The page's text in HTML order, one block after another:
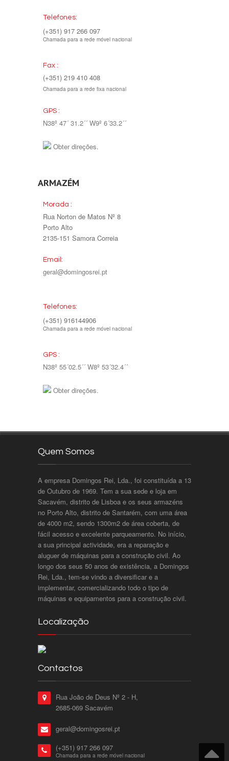
Telefones:
(+351) 917 266 097
Chamada para a rede móvel nacional
Fax :
(+351) 219 410 408
Chamada para a rede fixa nacional
GPS :
N38º 47´ 31.2´´ W9º 6´33.2´´
Obter direções.
ARMAZÉM
Morada :
Rua Norton de Matos Nº 8
Porto Alto
2135-151 Samora Correia
Email:
geral@domingosrei.pt
Telefones:
(+351) 916144906
Chamada para a rede móvel nacional
GPS :
N38º 55´02.5´´ W8º 53´32.4´´
Obter direções.
Quem Somos
A empresa Domingos Rei, Lda., foi constituída a 13
de Outubro de 1969. Tem a sua sede e loja em
Sacavém, distrito de Lisboa e os seus armazéns
no Porto Alto, distrito de Santarém, com uma área
de 4000 m2, sendo 1300m2 de área coberta, de
fácil acesso e excelente parqueamento. No início,
a sua principal actividade, era a reparação e
aluguer de máquinas para a construção civil. Ao
longo dos seus 50 anos de existência, a Domingos
Rei, Lda., tem-se vindo a diversificar e a
implementar, comercializando todo o tipo de
máquinas e equipamentos para a construção civil.
Localização
Contactos
Rua João de Deus Nº 2 - H,
2685-069 Sacavém
geral@domingosrei.pt
(+351) 917 266 097
Chamada para a rede móvel nacional